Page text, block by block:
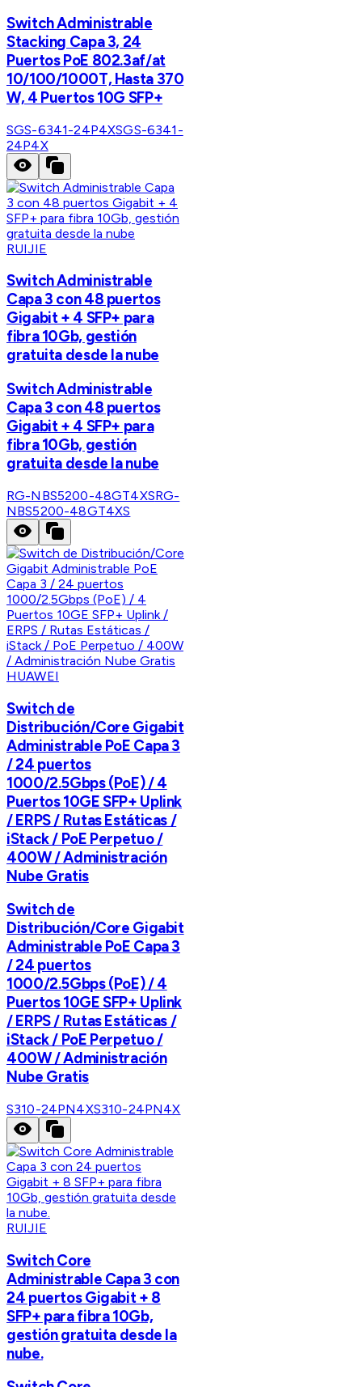
Switch Administrable
Stacking Capa 3, 24
Puertos PoE 802.3af/at
10/100/1000T, Hasta 370
W, 4 Puertos 10G SFP+
SGS-6341-24P4XSGS-6341-
24P4X
RUIJIE
Switch Administrable
Capa 3 con 48 puertos
Gigabit + 4 SFP+ para
fibra 10Gb, gestión
gratuita desde la nube
Switch Administrable
Capa 3 con 48 puertos
Gigabit + 4 SFP+ para
fibra 10Gb, gestión
gratuita desde la nube
RG-NBS5200-48GT4XSRG-
NBS5200-48GT4XS
HUAWEI
Switch de
Distribución/Core Gigabit
Administrable PoE Capa 3
/ 24 puertos
1000/2.5Gbps (PoE) / 4
Puertos 10GE SFP+ Uplink
/ ERPS / Rutas Estáticas /
iStack / PoE Perpetuo /
400W / Administración
Nube Gratis
Switch de
Distribución/Core Gigabit
Administrable PoE Capa 3
/ 24 puertos
1000/2.5Gbps (PoE) / 4
Puertos 10GE SFP+ Uplink
/ ERPS / Rutas Estáticas /
iStack / PoE Perpetuo /
400W / Administración
Nube Gratis
S310-24PN4XS310-24PN4X
RUIJIE
Switch Core
Administrable Capa 3 con
24 puertos Gigabit + 8
SFP+ para fibra 10Gb,
gestión gratuita desde la
nube.